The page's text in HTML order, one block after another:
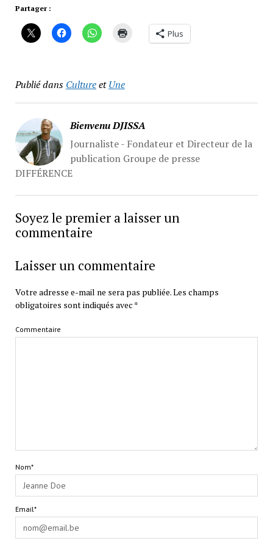
Partager :
Plus
Publié dans CultureetUne
Bienvenu DJISSA
Journaliste - Fondateur et Directeur de la
publication Groupe de presse
DIFFÉRENCE
Soyez le premier a laisser un
commentaire
Laisser un commentaire
Votre adresse e-mail ne sera pas publiée.Les champs
obligatoires sont indiqués avec *
Commentaire
Nom*
Email*